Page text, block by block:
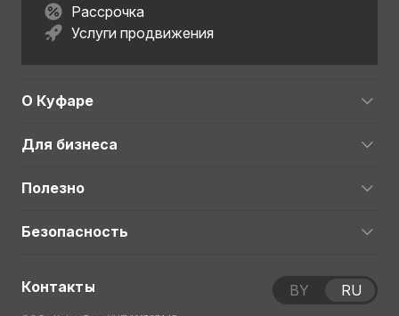
Рассрочка
Услуги продвижения
О Куфаре
Для бизнеса
Полезно
Безопасность
Контакты BY RU